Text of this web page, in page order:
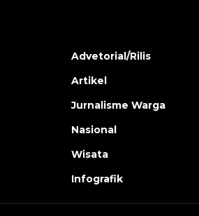
Advetorial/Rilis
Artikel
Jurnalisme Warga
Nasional
Wisata
Infografik